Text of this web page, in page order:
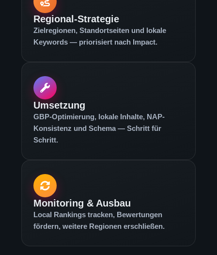
Regional-Strategie
Zielregionen, Standortseiten und lokale
Keywords — priorisiert nach Impact.
Umsetzung
GBP-Optimierung, lokale Inhalte, NAP-
Konsistenz und Schema — Schritt für
Schritt.
Monitoring & Ausbau
Local Rankings tracken, Bewertungen
fördern, weitere Regionen erschließen.